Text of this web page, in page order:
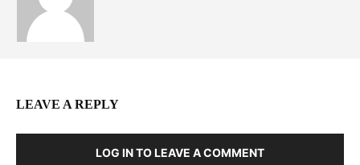
LEAVE A REPLY
LOG IN TO LEAVE A COMMENT